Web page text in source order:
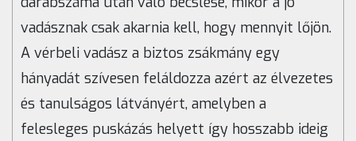
vadásznak csak akarnia kell, hogy mennyit lőjön.
A vérbeli vadász a biztos zsákmány egy
hányadát szívesen feláldozza azért az élvezetes
és tanulságos látványért, amelyben a
felesleges puskázás helyett így hosszabb ideig